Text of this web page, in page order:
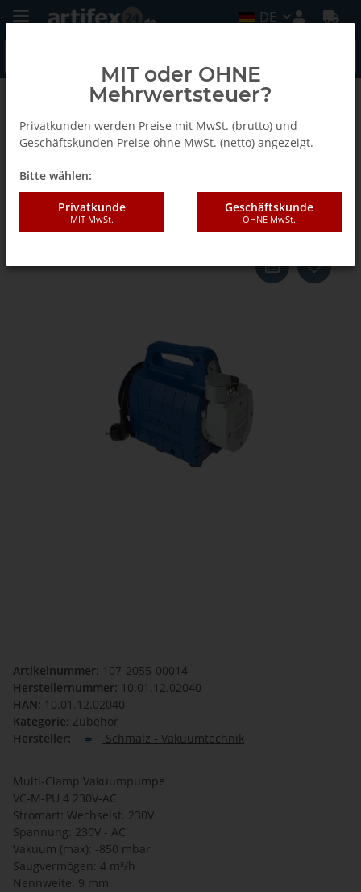
DE
Zurück zur Liste Zubehör
Schmalz Multi- Clamp Vakuum-
Pumpe VC-M-PU 4AC 230V
Artikelnummer: 107-2055-00014
Herstellernummer: 10.01.12.02040
HAN: 10.01.12.02040
Kategorie: Zubehör
Hersteller:
Schmalz - Vakuumtechnik
Multi-Clamp Vakuumpumpe
VC-M-PU 4 230V-AC
Stromart: Wechselst. 230V
Spannung: 230V - AC
Vakuum (max): -850 mbar
Saugvermögen: 4 m³/h
Nennweite: 9 mm
MIT oder OHNE
Mehrwertsteuer?
Privatkunden werden Preise mit MwSt. (brutto) und
Geschäftskunden Preise ohne MwSt. (netto) angezeigt.
Bitte wählen:
Privatkunde
MIT MwSt.
Geschäftskunde
OHNE MwSt.